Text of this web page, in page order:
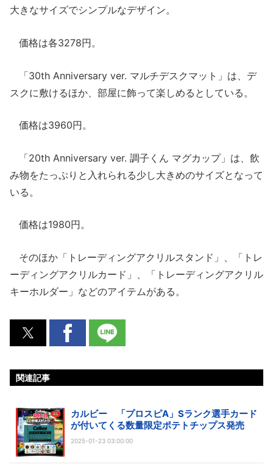
大きなサイズでシンプルなデザイン。
価格は各3278円。
「30th Anniversary ver. マルチデスクマット」は、デ
スクに敷けるほか、部屋に飾って楽しめるとしている。
価格は3960円。
「20th Anniversary ver. 調子くん マグカップ」は、飲
み物をたっぷりと入れられる少し大きめのサイズとなって
いる。
価格は1980円。
そのほか「トレーディングアクリルスタンド」、「トレ
ーディングアクリルカード」、「トレーディングアクリル
キーホルダー」などのアイテムがある。
関連記事
カルビー 「プロスピA」Sランク選手カード
が付いてくる数量限定ポテトチップス発売
2025-01-23 03:00:00